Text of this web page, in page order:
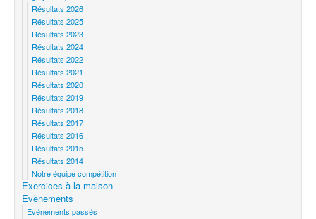
Résultats 2026
Résultats 2025
Résultats 2023
Résultats 2024
Résultats 2022
Résultats 2021
Résultats 2020
Résultats 2019
Résultats 2018
Résultats 2017
Résultats 2016
Résultats 2015
Résultats 2014
Notre équipe compétition
Exercices à la maison
Evènements
Evénements passés